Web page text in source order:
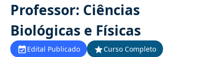
Professor: Ciências
Biológicas e Físicas
Edital Publicado
Curso Completo